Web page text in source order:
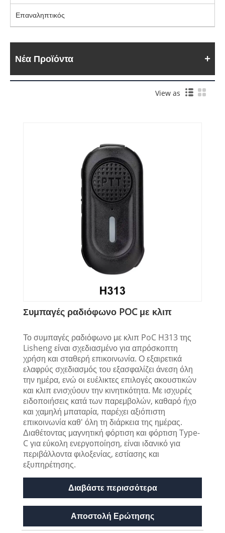
Επαναληπτικός
Νέα Προϊόντα
View as
Συμπαγές ραδιόφωνο POC με κλιπ
Το συμπαγές ραδιόφωνο με κλιπ PoC H313 της
Lisheng είναι σχεδιασμένο για απρόσκοπτη
χρήση και σταθερή επικοινωνία. Ο εξαιρετικά
ελαφρύς σχεδιασμός του εξασφαλίζει άνεση όλη
την ημέρα, ενώ οι ευέλικτες επιλογές ακουστικών
και κλιπ ενισχύουν την κινητικότητα. Με ισχυρές
ειδοποιήσεις κατά των παρεμβολών, καθαρό ήχο
και χαμηλή μπαταρία, παρέχει αξιόπιστη
επικοινωνία καθ' όλη τη διάρκεια της ημέρας.
Διαθέτοντας μαγνητική φόρτιση και φόρτιση Type-
C για εύκολη ενεργοποίηση, είναι ιδανικό για
περιβάλλοντα φιλοξενίας, εστίασης και
εξυπηρέτησης.
Διαβάστε περισσότερα
Αποστολή Ερώτησης